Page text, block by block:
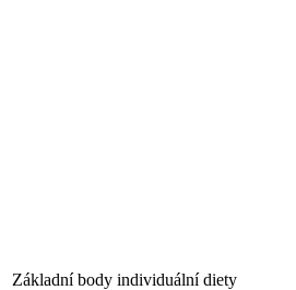
Základní body individuální diety